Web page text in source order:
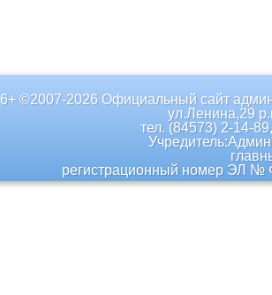
6+ ©2007-2026 Официальный сайт
ул.Ленина,29
тел. (84573) 2-14-
регистрационный номер ЭЛ №